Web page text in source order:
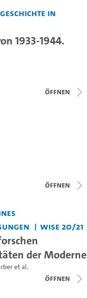
in
1933-1944.
Öffnen
Öffnen
WiSe 20/21
der Moderne
et al.
Öffnen